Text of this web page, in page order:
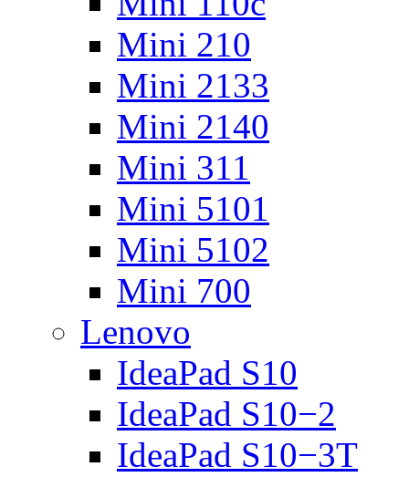
Mini 210
Mini 2133
Mini 2140
Mini 311
Mini 5101
Mini 5102
Mini 700
Lenovo
IdeaPad S10
IdeaPad S10−2
IdeaPad S10−3T